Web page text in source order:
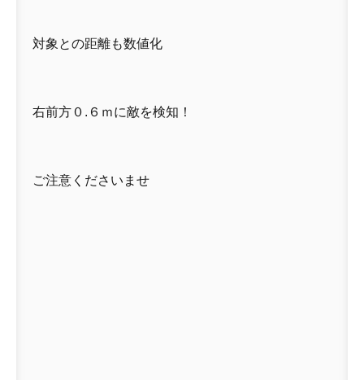
対象との距離も数値化
右前方０.６ｍに敵を検知！
ご注意くださいませ